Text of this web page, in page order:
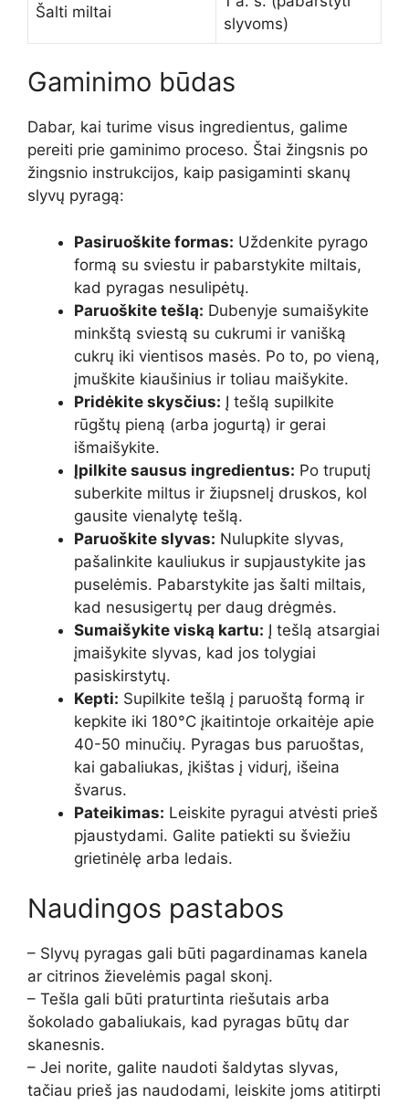
Šalti miltai
slyvoms)
Gaminimo būdas
Dabar, kai turime visus ingredientus, galime
pereiti prie gaminimo proceso. Štai žingsnis po
žingsnio instrukcijos, kaip pasigaminti skanų
slyvų pyragą:
Pasiruoškite formas: Uždenkite pyrago
formą su sviestu ir pabarstykite miltais,
kad pyragas nesulipėtų.
Paruoškite tešlą: Dubenyje sumaišykite
minkštą sviestą su cukrumi ir vanišką
cukrų iki vientisos masės. Po to, po vieną,
įmuškite kiaušinius ir toliau maišykite.
Pridėkite skysčius: Į tešlą supilkite
rūgštų pieną (arba jogurtą) ir gerai
išmaišykite.
Įpilkite sausus ingredientus: Po truputį
suberkite miltus ir žiupsnelį druskos, kol
gausite vienalytę tešlą.
Paruoškite slyvas: Nulupkite slyvas,
pašalinkite kauliukus ir supjaustykite jas
puselėmis. Pabarstykite jas šalti miltais,
kad nesusigertų per daug drėgmės.
Sumaišykite viską kartu: Į tešlą atsargiai
įmaišykite slyvas, kad jos tolygiai
pasiskirstytų.
Kepti: Supilkite tešlą į paruoštą formą ir
kepkite iki 180°C įkaitintoje orkaitėje apie
40-50 minučių. Pyragas bus paruoštas,
kai gabaliukas, įkištas į vidurį, išeina
švarus.
Pateikimas: Leiskite pyragui atvėsti prieš
pjaustydami. Galite patiekti su šviežiu
grietinėlę arba ledais.
Naudingos pastabos
– Slyvų pyragas gali būti pagardinamas kanela
ar citrinos žievelėmis pagal skonį.
– Tešla gali būti praturtinta riešutais arba
šokolado gabaliukais, kad pyragas būtų dar
skanesnis.
– Jei norite, galite naudoti šaldytas slyvas,
tačiau prieš jas naudodami, leiskite joms atitirpti